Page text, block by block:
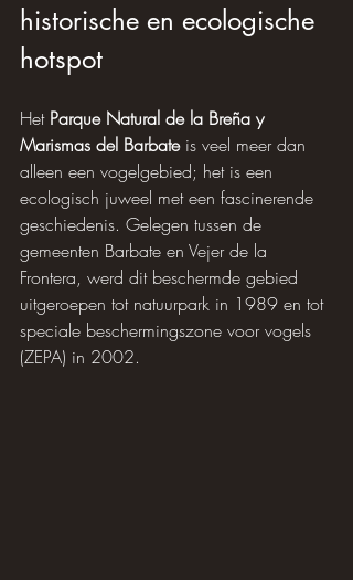
historische en ecologische
hotspot
Het Parque Natural de la Breña y
Marismas del Barbate is veel meer dan
alleen een vogelgebied; het is een
ecologisch juweel met een fascinerende
geschiedenis. Gelegen tussen de
gemeenten Barbate en Vejer de la
Frontera, werd dit beschermde gebied
uitgeroepen tot natuurpark in 1989 en tot
speciale beschermingszone voor vogels
(ZEPA) in 2002.